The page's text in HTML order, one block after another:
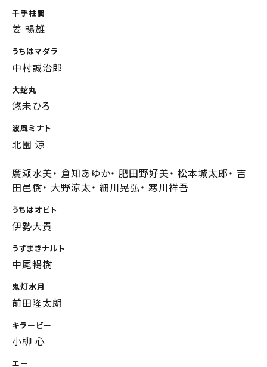
千手柱間
姜 暢雄
うちはマダラ
中村誠治郎
大蛇丸
悠未ひろ
波風ミナト
北園 涼
廣瀬水美・ 倉知あゆか・ 肥田野好美・ 松本城太郎・ 吉
田邑樹・ 大野涼太・ 細川晃弘・ 寒川祥吾
うちはオビト
伊勢大貴
うずまきナルト
中尾暢樹
鬼灯水月
前田隆太朗
キラービー
小柳 心
エー